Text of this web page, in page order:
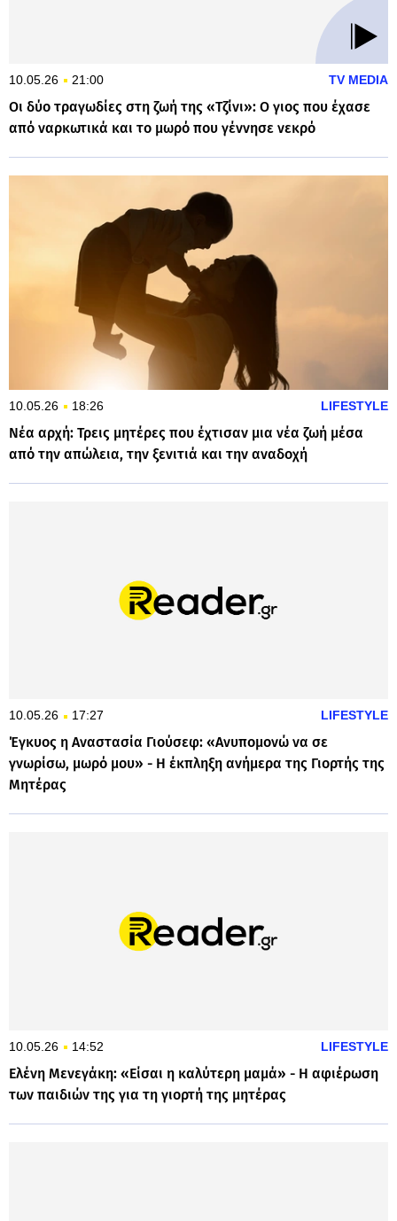
10.05.26 21:00 TV MEDIA
Οι δύο τραγωδίες στη ζωή της «Τζίνι»: Ο γιος που έχασε
από ναρκωτικά και το μωρό που γέννησε νεκρό
10.05.26 18:26 LIFESTYLE
Νέα αρχή: Τρεις μητέρες που έχτισαν μια νέα ζωή μέσα
από την απώλεια, την ξενιτιά και την αναδοχή
10.05.26 17:27 LIFESTYLE
Έγκυος η Αναστασία Γιούσεφ: «Ανυπομονώ να σε
γνωρίσω, μωρό μου» - Η έκπληξη ανήμερα της Γιορτής της
Μητέρας
10.05.26 14:52 LIFESTYLE
Ελένη Μενεγάκη: «Είσαι η καλύτερη μαμά» - Η αφιέρωση
των παιδιών της για τη γιορτή της μητέρας